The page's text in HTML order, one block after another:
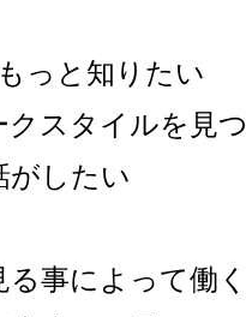
っと知りたい
クスタイルを見
がしたい
事によって働